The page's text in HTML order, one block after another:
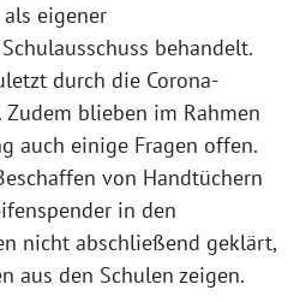
eigener
behandelt.
durch die Corona-
blieben im Rahmen
auch einige Fragen offen.
von Handtüchern
in den
nicht abschließend geklärt,
aus den Schulen zeigen.